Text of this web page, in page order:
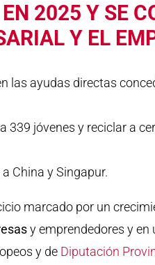
2025 Y SE
Y EL
las ayudas directas
339 jóvenes y reciclar a
China y Singapur.
marcado por un
y emprendedores y en
y de Diputación